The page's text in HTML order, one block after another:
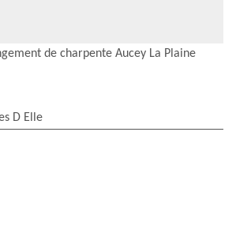
de charpente Aucey La Plaine
D Elle